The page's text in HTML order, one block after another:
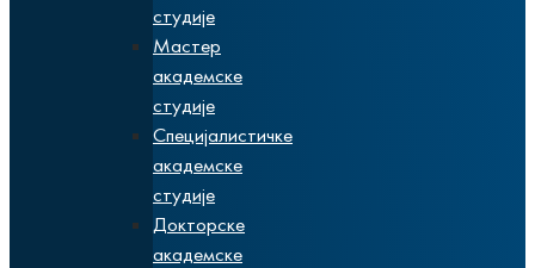
студије
Мастер
академске
студије
Специјалистичке
академске
студије
Докторске
академске